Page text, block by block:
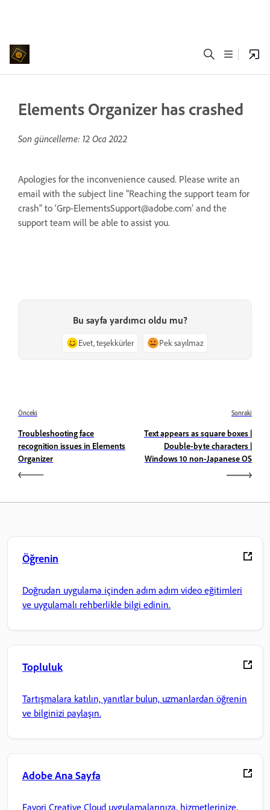
Elements Organizer has crashed
Son güncelleme: 12 Oca 2022
Apologies for the inconvenience caused. Please write an
email with the subject line "Reaching the support team for
crash" to ‘Grp-ElementsSupport@adobe.com’ and the
support team will be able to assist you.
Bu sayfa yardımcı oldu mu?
Evet, teşekkürler Pek sayılmaz
Önceki
Troubleshooting face
recognition issues in Elements
Organizer
Sonraki
Text appears as square boxes |
Double-byte characters |
Windows 10 non-Japanese OS
Öğrenin
Doğrudan uygulama içinden adım adım video eğitimleri
ve uygulamalı rehberlikle bilgi edinin.
Topluluk
Tartışmalara katılın, yanıtlar bulun, uzmanlardan öğrenin
ve bilginizi paylaşın.
Adobe Ana Sayfa
Favori Creative Cloud uygulamalarınıza, hizmetlerinize,